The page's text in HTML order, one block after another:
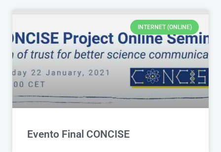
INTERNET (ONLINE)
Evento Final CONCISE